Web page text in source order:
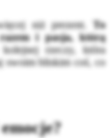
niż prezent.
To
i pasja, którą
rzeczy, która
swoim bliskim coś, co